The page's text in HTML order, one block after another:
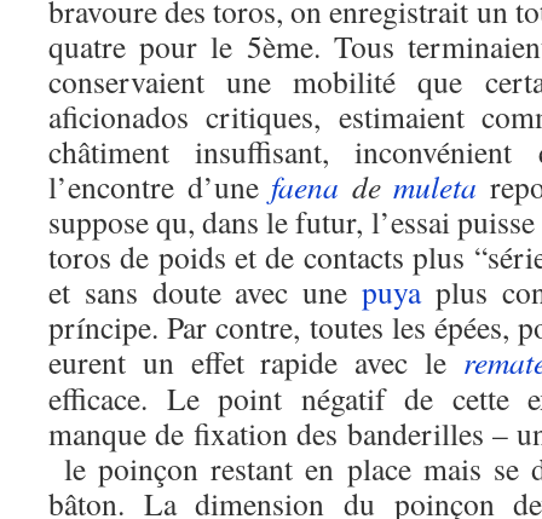
bravoure des toros, on enregistrait un
quatre pour le 5ème. Tous
conservaient une mobilité que
aficionados critiques, estimaient
châtiment insuffisant,
l’encontre d’une faena de muleta
suppose qu, dans le futur, l’essai
toros de poids et de contacts plus
et sans doute avec une puyaplus
príncipe. Par contre, toutes les épées,
eurent un effet rapide avec le
efficace. Le point négatif de cette
manque de fixation des banderilles –
le poinçon restant en place mais se
bâton. La dimension du poinçon